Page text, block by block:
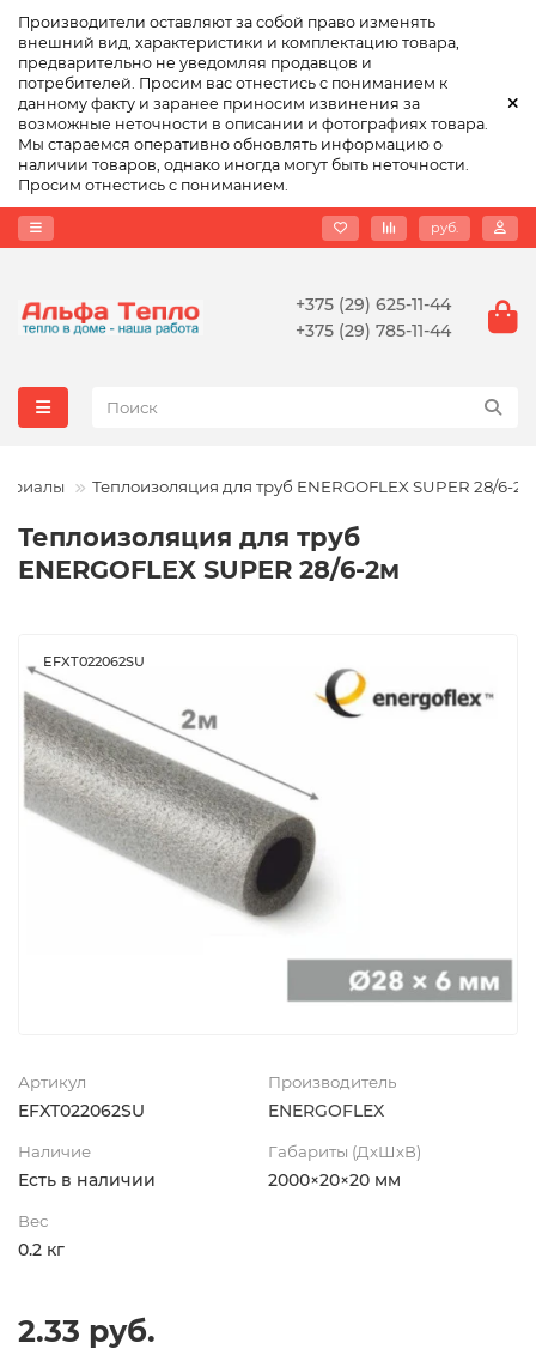
Производители оставляют за собой право изменять
внешний вид, характеристики и комплектацию товара,
предварительно не уведомляя продавцов и
потребителей. Просим вас отнестись с пониманием к
данному факту и заранее приносим извинения за
возможные неточности в описании и фотографиях товара.
Мы стараемся оперативно обновлять информацию о
наличии товаров, однако иногда могут быть неточности.
Просим отнестись с пониманием.
руб.
+375 (29) 625-11-44
+375 (29) 785-11-44
Теплоизоляция для труб ENERGOFLEX SUPER 28/6-2м
Теплоизоляция для труб
ENERGOFLEX SUPER 28/6-2м
EFXT022062SU
Артикул
EFXT022062SU
Производитель
ENERGOFLEX
Наличие
Есть в наличии
Габариты (ДхШхВ)
2000×20×20 мм
Вес
0.2 кг
2.33 руб.